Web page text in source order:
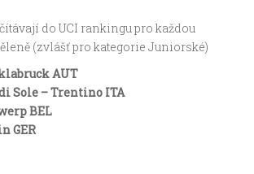
do UCI rankingu pro každou
(zvlášť pro kategorie Juniorské)
AUT
di Sole – Trentino ITA
BEL
GER